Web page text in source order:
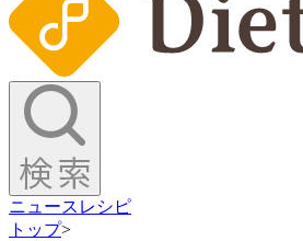
ニュース レシピ
トップ>